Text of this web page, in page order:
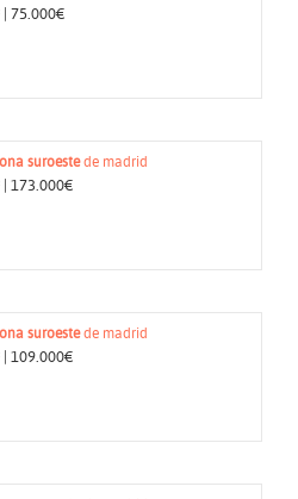
| 75.000€
suroestede madrid
| 173.000€
suroestede madrid
| 109.000€